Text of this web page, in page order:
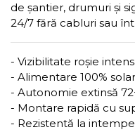
de șantier, drumuri și
24/7 fără cabluri sau
- Vizibilitate roșie
- Alimentare 100%
- Autonomie extinsă
- Montare rapidă cu
- Rezistentă la